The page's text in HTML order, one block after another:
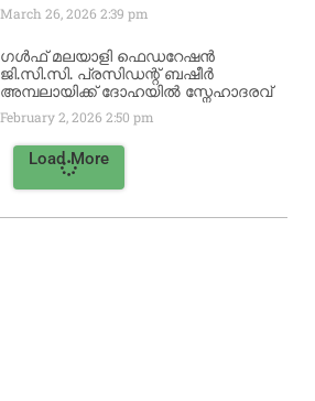
March 26, 20262:39 pm
ഗൾഫ് മലയാളി ഫെഡറേഷൻ
ജി.സി.സി. പ്രസിഡന്റ് ബഷീർ
അമ്പലായിക്ക് ദോഹയിൽ സ്നേഹാദരവ്
February 2, 20262:50 pm
Load More